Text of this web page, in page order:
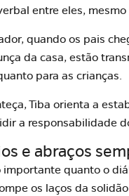
entre eles,
quando os pais
da casa, estão
para as crianças.
Tiba orienta a
a responsabilidade
e abraços
importante quanto o
os laços da